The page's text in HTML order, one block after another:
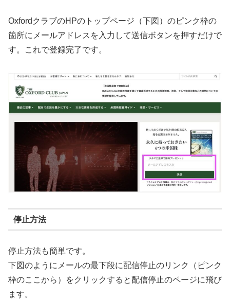
OxfordクラブのHPのトップページ（下図）のピンク枠の
箇所にメールアドレスを入力して送信ボタンを押すだけで
す。これで登録完了です。
停止方法
停止方法も簡単です。
下図のようにメールの最下段に配信停止のリンク（ピンク
枠のここから）をクリックすると配信停止のページに飛び
ます。